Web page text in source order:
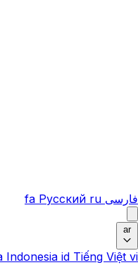
فارسی fa Русский ru
ar
Indonesia id Tiếng Việt vi